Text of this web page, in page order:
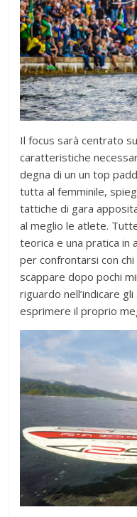
Il focus sarà centrato
caratteristiche
degna di un un top
tutta al femminile,
tattiche di gara
al meglio le atlete.
teorica e una pratica in
per confrontarsi con
scappare dopo pochi
riguardo nell’indicare
esprimere il proprio